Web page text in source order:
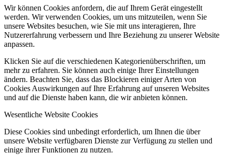
Wir können Cookies anfordern, die auf Ihrem Gerät eingestellt
werden. Wir verwenden Cookies, um uns mitzuteilen, wenn Sie
unsere Websites besuchen, wie Sie mit uns interagieren, Ihre
Nutzererfahrung verbessern und Ihre Beziehung zu unserer Website
anpassen.
Klicken Sie auf die verschiedenen Kategorienüberschriften, um
mehr zu erfahren. Sie können auch einige Ihrer Einstellungen
ändern. Beachten Sie, dass das Blockieren einiger Arten von
Cookies Auswirkungen auf Ihre Erfahrung auf unseren Websites
und auf die Dienste haben kann, die wir anbieten können.
Wesentliche Website Cookies
Diese Cookies sind unbedingt erforderlich, um Ihnen die über
unsere Website verfügbaren Dienste zur Verfügung zu stellen und
einige ihrer Funktionen zu nutzen.